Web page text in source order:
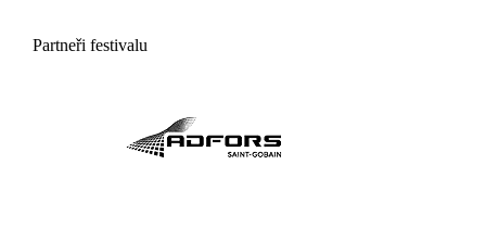
Partneři festivalu